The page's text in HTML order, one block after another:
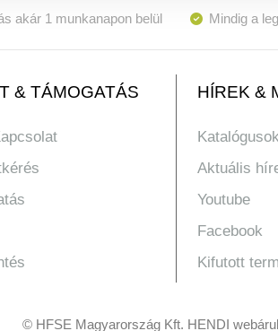
akár 1 munkanapon belül Mindig a
& TÁMOGATÁS HÍREK &
Katalógusok
Aktuális
Youtube
Facebook
Kifutott
© HFSE Magyarország Kft. HENDI